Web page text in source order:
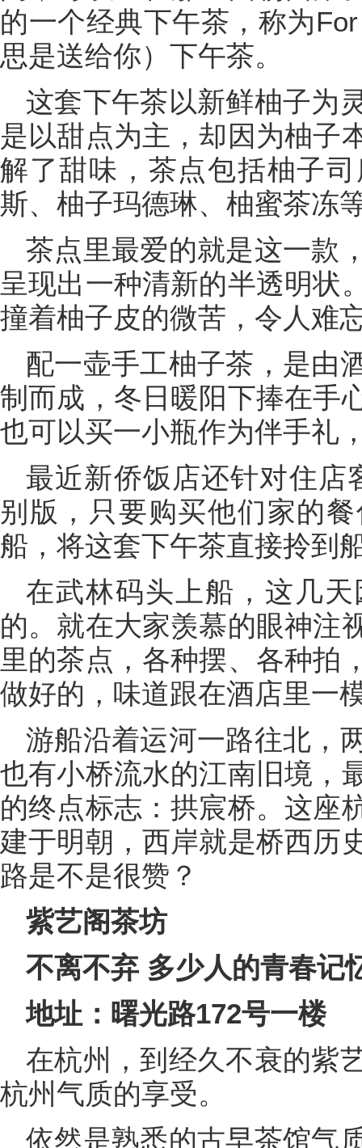
的一个经典下午茶，称为
思是送给你）下午茶。
这套下午茶以新鲜柚子为
是以甜点为主，却因为柚子
解了甜味，茶点包括柚子
斯、柚子玛德琳、柚蜜茶冻
茶点里最爱的就是这一款
呈现出一种清新的半透明状
撞着柚子皮的微苦，令人难
配一壶手工柚子茶，是由
制而成，冬日暖阳下捧在手
也可以买一小瓶作为伴手礼
最近新侨饭店还针对住店
别版，只要购买他们家的
船，将这套下午茶直接拎到
在武林码头上船，这几
的。就在大家羡慕的眼神注
里的茶点，各种摆、各种拍
做好的，味道跟在酒店里一
游船沿着运河一路往北，
也有小桥流水的江南旧境，
的终点标志：拱宸桥。这座
建于明朝，西岸就是桥西历
路是不是很赞？
紫艺阁茶坊
不离不弃 多少人的青春记
地址：曙光路172号一楼
在杭州，到经久不衰的紫
杭州气质的享受。
依然是熟悉的古早茶馆气